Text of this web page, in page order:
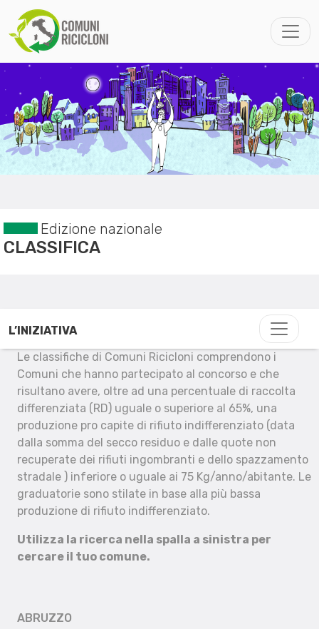
Edizione nazionale
CLASSIFICA
L’INIZIATIVA
Le classifiche di Comuni Ricicloni comprendono i
Comuni che hanno partecipato al concorso e che
risultano avere, oltre ad una percentuale di raccolta
differenziata (RD) uguale o superiore al 65%, una
produzione pro capite di rifiuto indifferenziato (data
dalla somma del secco residuo e dalle quote non
recuperate dei rifiuti ingombranti e dello spazzamento
stradale ) inferiore o uguale ai 75 Kg/anno/abitante. Le
graduatorie sono stilate in base alla più bassa
produzione di rifiuto indifferenziato.
Utilizza la ricerca nella spalla a sinistra per
cercare il tuo comune.
ABRUZZO